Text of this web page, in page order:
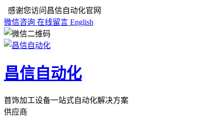
感谢您访问昌信自动化官网
微信咨询 在线留言 English
昌信自动化
首饰加工设备一站式自动化解决方案
供应商